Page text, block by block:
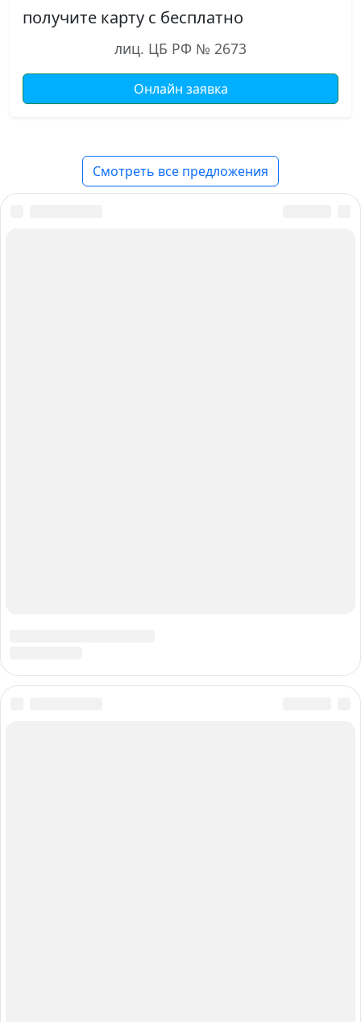
получите карту с бесплатно
лиц. ЦБ РФ № 2673
Онлайн заявка
Смотреть все предложения